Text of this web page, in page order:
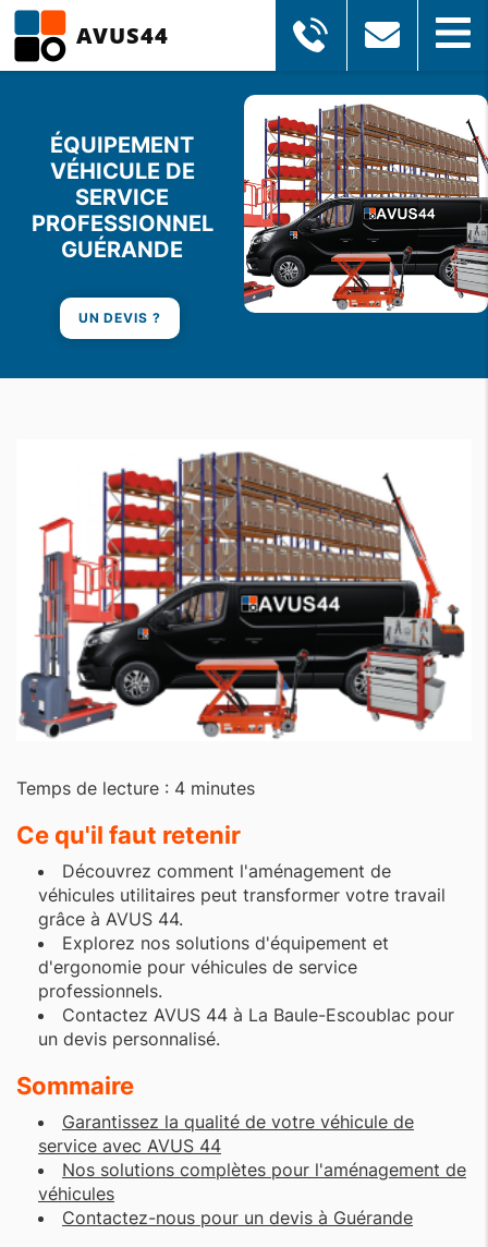
AVUS44
ÉQUIPEMENT
VÉHICULE DE
SERVICE
PROFESSIONNEL
GUÉRANDE
UN DEVIS ?
Temps de lecture : 4 minutes
Ce qu'il faut retenir
Découvrez comment l'aménagement de
véhicules utilitaires peut transformer votre travail
grâce à AVUS 44.
Explorez nos solutions d'équipement et
d'ergonomie pour véhicules de service
professionnels.
Contactez AVUS 44 à La Baule-Escoublac pour
un devis personnalisé.
Sommaire
Garantissez la qualité de votre véhicule de
service avec AVUS 44
Nos solutions complètes pour l'aménagement de
véhicules
Contactez-nous pour un devis à Guérande